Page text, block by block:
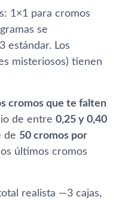
1×1 para cromos
se
estándar. Los
misteriosos) tienen
cromos que te falten
de entre 0,25 y 0,40
de 50 cromos por
últimos cromos
realista —3 cajas,